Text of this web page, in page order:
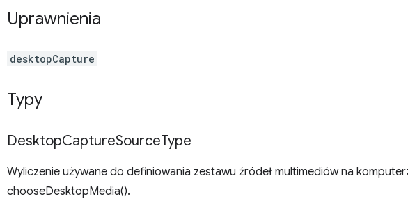
Uprawnienia
desktopCapture
Typy
DesktopCaptureSourceType
Wyliczenie używane do definiowania zestawu źródeł multimediów na
chooseDesktopMedia().